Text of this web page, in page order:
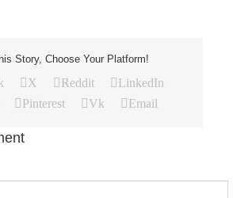
Story, Choose Your Platform!
X Reddit
LinkedIn
Pinterest Vk Email